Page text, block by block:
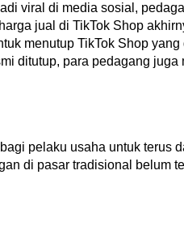
viral di media sosial,
jual di TikTok Shop
menutup TikTok Shop
ditutup, para pedagang juga
pelaku usaha untuk terus
di pasar tradisional belum